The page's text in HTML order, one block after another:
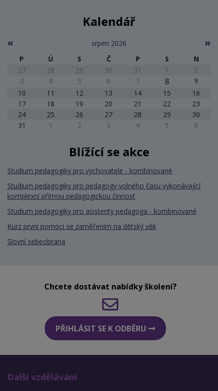
Kalendář
srpen 2026
P
Ú S Č P S
N
27
28 29 30 31 1
2
3
4 5 6 7 8
9
10
11 12 13 14 15
16
17
18 19 20 21 22
23
24
25 26 27 28 29
30
31
1 2 3 4 5 6
Blížící se akce
Studium pedagogiky pro vychovatele - kombinované
Studium pedagogiky pro pedagogy volného času vykonávající
komplexní přímou pedagogickou činnost
Studium pedagogiky pro asistenty pedagoga - kombinované
Kurz první pomoci se zaměřením na dětský věk
Slovní sebeobrana
Chcete dostávat nabídky školení?
PŘIHLÁSIT SE K ODBĚRU
Další vzdělávání